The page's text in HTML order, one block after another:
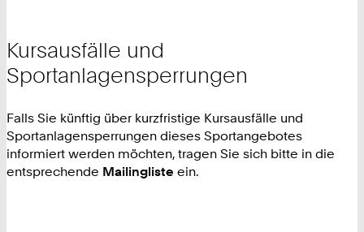
Kursausfälle und
Sportanlagensperrungen
Falls Sie künftig über kurzfristige Kursausfälle und
Sportanlagensperrungen dieses Sportangebotes
informiert werden möchten, tragen Sie sich bitte in die
entsprechende Mailingliste ein.